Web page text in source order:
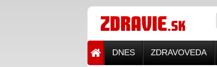
DNES ZDRAVOVEDA